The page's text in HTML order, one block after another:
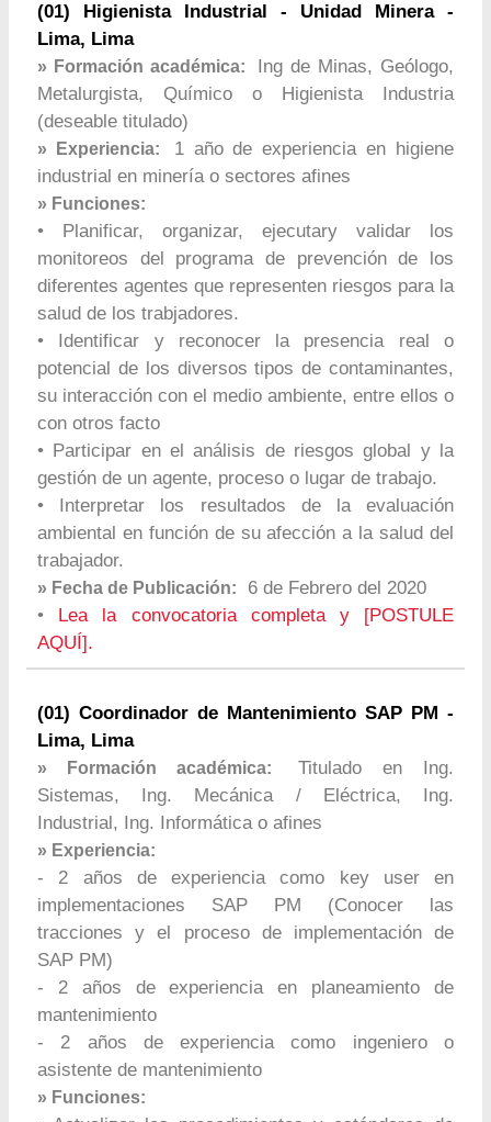
(01) Higienista Industrial - Unidad Minera -
Lima, Lima
» Formación académica:
Ing de Minas, Geólogo,
Metalurgista, Químico o Higienista Industria
(deseable titulado)
» Experiencia:
1 año de experiencia en higiene
industrial en minería o sectores afines
» Funciones:
• Planificar, organizar, ejecutary validar los
monitoreos del programa de prevención de los
diferentes agentes que representen riesgos para la
salud de los trabjadores.
• Identificar y reconocer la presencia real o
potencial de los diversos tipos de contaminantes,
su interacción con el medio ambiente, entre ellos o
con otros facto
• Participar en el análisis de riesgos global y la
gestión de un agente, proceso o lugar de trabajo.
• Interpretar los resultados de la evaluación
ambiental en función de su afección a la salud del
trabajador.
» Fecha de Publicación:
6 de Febrero del 2020
•
Lea la convocatoria completa y [POSTULE
AQUÍ].
(01) Coordinador de Mantenimiento SAP PM -
Lima, Lima
» Formación académica:
Titulado en Ing.
Sistemas, Ing. Mecánica / Eléctrica, Ing.
Industrial, Ing. Informática o afines
» Experiencia:
- 2 años de experiencia como key user en
implementaciones SAP PM (Conocer las
tracciones y el proceso de implementación de
SAP PM)
- 2 años de experiencia en planeamiento de
mantenimiento
- 2 años de experiencia como ingeniero o
asistente de mantenimiento
» Funciones: